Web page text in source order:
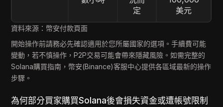
定
美元
資料來源：幣安付款頁面
開始操作前請務必先確認適用於您所屬國家的選項。手續費可能
變動，若不慎操作，P2P交易可能會帶來隱藏風險。如需完整的
Solana購買指南，幣安(Binance)客服中心提供各區域最新的操作
步驟。
為何部分買家購買Solana後會損失資金或遭帳號限制